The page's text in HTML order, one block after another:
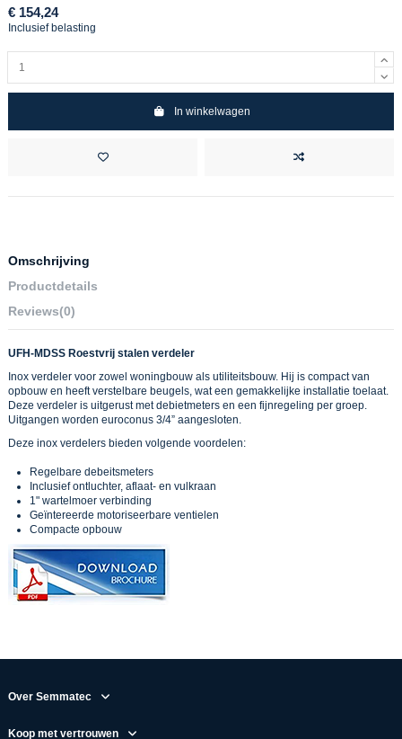
€ 154,24
Inclusief belasting
In winkelwagen
Omschrijving
Productdetails
Reviews(0)
UFH-MDSS Roestvrij stalen verdeler
Inox verdeler voor zowel woningbouw als utiliteitsbouw. Hij is compact van
opbouw en heeft verstelbare beugels, wat een gemakkelijke installatie toelaat.
Deze verdeler is uitgerust met debietmeters en een fijnregeling per groep.
Uitgangen worden euroconus 3/4” aangesloten.
Deze inox verdelers bieden volgende voordelen:
Regelbare debeitsmeters
Inclusief ontluchter, aflaat- en vulkraan
1" wartelmoer verbinding
Geïntereerde motoriseerbare ventielen
Compacte opbouw
Over Semmatec
Koop met vertrouwen